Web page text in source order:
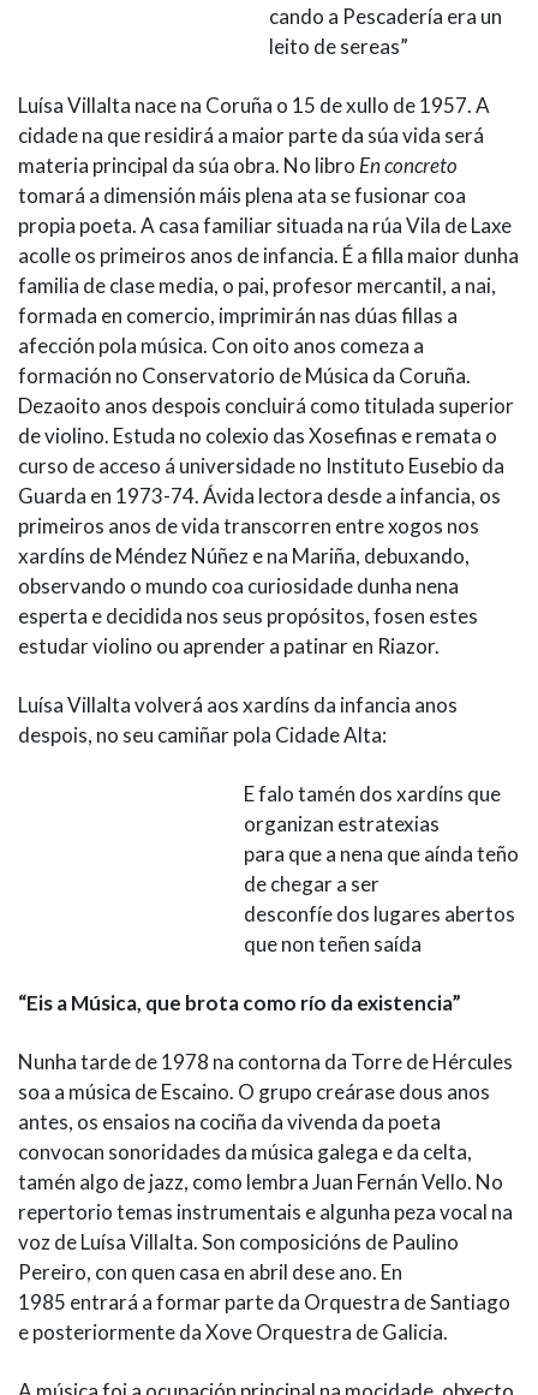
cando a Pescadería era un
leito de sereas”
Luísa Villalta nace na Coruña o 15 de xullo de 1957. A
cidade na que residirá a maior parte da súa vida será
materia principal da súa obra. No libro En concreto
tomará a dimensión máis plena ata se fusionar coa
propia poeta. A casa familiar situada na rúa Vila de Laxe
acolle os primeiros anos de infancia. É a filla maior dunha
familia de clase media, o pai, profesor mercantil, a nai,
formada en comercio, imprimirán nas dúas fillas a
afección pola música. Con oito anos comeza a
formación no Conservatorio de Música da Coruña.
Dezaoito anos despois concluirá como titulada superior
de violino. Estuda no colexio das Xosefinas e remata o
curso de acceso á universidade no Instituto Eusebio da
Guarda en 1973-74. Ávida lectora desde a infancia, os
primeiros anos de vida transcorren entre xogos nos
xardíns de Méndez Núñez e na Mariña, debuxando,
observando o mundo coa curiosidade dunha nena
esperta e decidida nos seus propósitos, fosen estes
estudar violino ou aprender a patinar en Riazor.
Luísa Villalta volverá aos xardíns da infancia anos
despois, no seu camiñar pola Cidade Alta:
E falo tamén dos xardíns que
organizan estratexias
para que a nena que aínda teño
de chegar a ser
desconfíe dos lugares abertos
que non teñen saída
“Eis a Música, que brota como río da existencia”
Nunha tarde de 1978 na contorna da Torre de Hércules
soa a música de Escaino. O grupo creárase dous anos
antes, os ensaios na cociña da vivenda da poeta
convocan sonoridades da música galega e da celta,
tamén algo de jazz, como lembra Juan Fernán Vello. No
repertorio temas instrumentais e algunha peza vocal na
voz de Luísa Villalta. Son composicións de Paulino
Pereiro, con quen casa en abril dese ano. En
1985 entrará a formar parte da Orquestra de Santiago
e posteriormente da Xove Orquestra de Galicia.